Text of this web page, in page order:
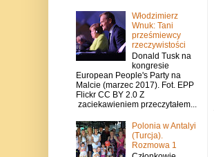
Włodzimierz
Wnuk: Tani
prześmiewcy
rzeczywistości
Donald Tusk na
kongresie
European People's Party na
Malcie (marzec 2017). Fot. EPP
Flickr CC BY 2.0 Z
zaciekawieniem przeczytałem...
Polonia w Antalyi
(Turcja).
Rozmowa 1